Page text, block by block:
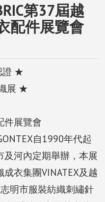
第37屆越
配件展覽會
證 ★
展 ★
件展覽會
自1990年代起
河內定期舉辦，本展
衣集團VINATEX及越
明市服裝紡織刺繡針